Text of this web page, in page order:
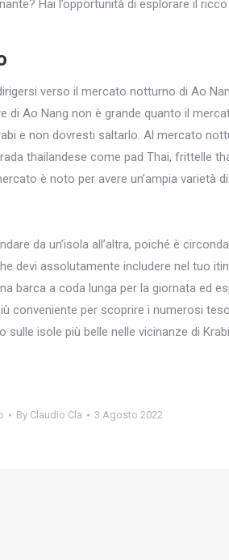
Hai l’opportunità di esplorare il
verso il mercato notturno di Ao
Ao Nang non è grande quanto il
e non dovresti saltarlo. Al mercato
thailandese come pad Thai, frittelle
è noto per avere un’ampia varietà
da un’isola all’altra, poiché è
devi assolutamente includere nel tuo
barca a coda lunga per la giornata ed
conveniente per scoprire i numerosi
isole più belle nelle vicinanze di
By Claudio Cla 3 Agosto 2022